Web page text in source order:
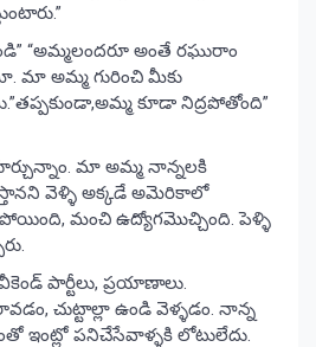
“అమ్మలందరూ అంతే రఘురాం
మా అమ్మ గురించి మీకు
కూడా నిద్రపోతోంది”
మా అమ్మ నాన్నలకి
వెళ్ళి అక్కడే అమెరికాలో
మంచి ఉద్యోగమొచ్చింది. పెళ్ళి
పార్టీలు, ప్రయాణాలు.
చుట్టాల్లా ఉండి వెళ్ళడం. నాన్న
ఇంట్లో పనిచేసేవాళ్ళకి లోటులేదు.